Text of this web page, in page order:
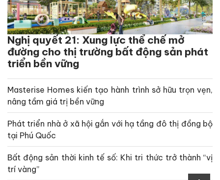
Nghị quyết 21: Xung lực thể chế mở
đường cho thị trường bất động sản phát
triển bền vững
Masterise Homes kiến tạo hành trình sở hữu trọn vẹn,
nâng tầm giá trị bền vững
Phát triển nhà ở xã hội gắn với hạ tầng đô thị đồng bộ
tại Phú Quốc
Bất động sản thời kinh tế số: Khi tri thức trở thành “vị
trí vàng”